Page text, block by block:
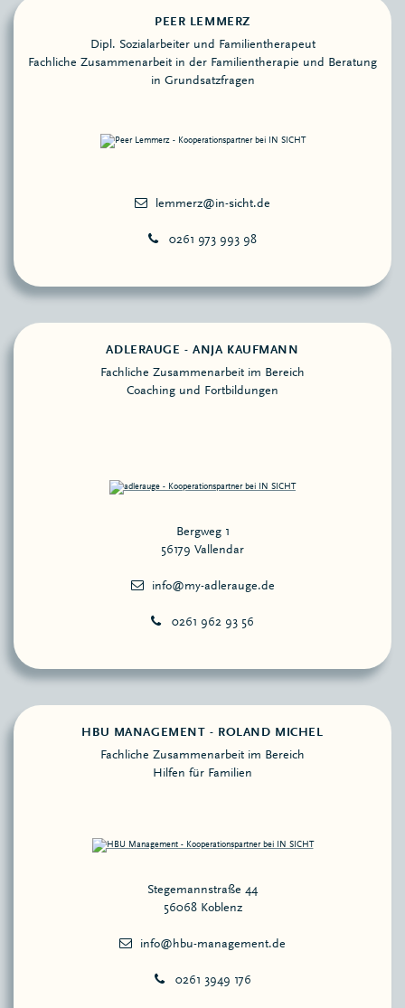
PEER LEMMERZ
Dipl. Sozialarbeiter und Familientherapeut
Fachliche Zusammenarbeit in der Familientherapie und Beratung
in Grundsatzfragen
0261 973 993 98
ADLERAUGE - ANJA KAUFMANN
Fachliche Zusammenarbeit im Bereich
Coaching und Fortbildungen
Bergweg 1
56179 Vallendar
0261 962 93 56
HBU MANAGEMENT - ROLAND MICHEL
Fachliche Zusammenarbeit im Bereich
Hilfen für Familien
Stegemannstraße 44
56068 Koblenz
0261 3949 176